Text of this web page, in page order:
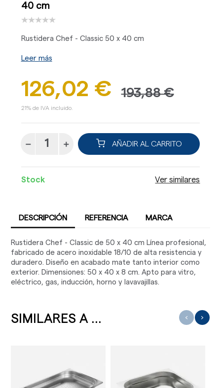
40 cm
Rustidera Chef - Classic 50 x 40 cm
Leer más
126,02 € 193,88 €
21% de IVA incluido.
AÑADIR AL CARRITO
Stock Ver similares
DESCRIPCIÓN REFERENCIA MARCA
Rustidera Chef - Classic de 50 x 40 cm Línea profesional,
fabricado de acero inoxidable 18/10 de alta resistencia y
duradero. Diseño en acabado mate tanto interior como
exterior. Dimensiones: 50 x 40 x 8 cm. Apto para vitro,
eléctrico, gas, inducción, horno y lavavajillas.
SIMILARES A ... ‹ ›